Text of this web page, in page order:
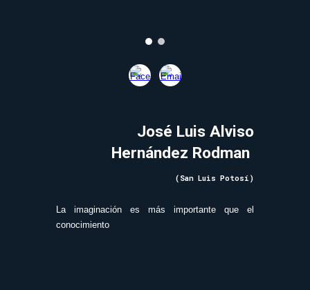
José Luis Alviso
Hernández Rodman
(San Luis Potosí)
La imaginación es más importante que el
conocimiento